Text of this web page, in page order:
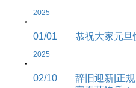
2025
01/01
2025
恭祝大家元旦
02/10
辞旧迎新|正